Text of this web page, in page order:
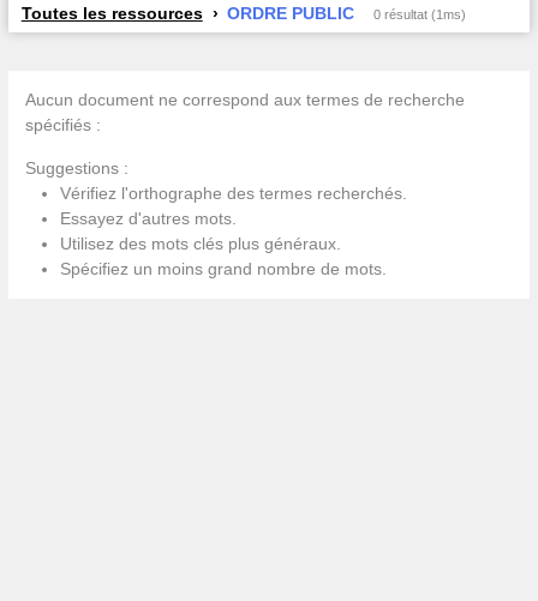
Toutes les ressources ORDRE PUBLIC 0 résultat (1ms)
Aucun document ne correspond aux termes de recherche
spécifiés :
Suggestions :
Vérifiez l'orthographe des termes recherchés.
Essayez d'autres mots.
Utilisez des mots clés plus généraux.
Spécifiez un moins grand nombre de mots.